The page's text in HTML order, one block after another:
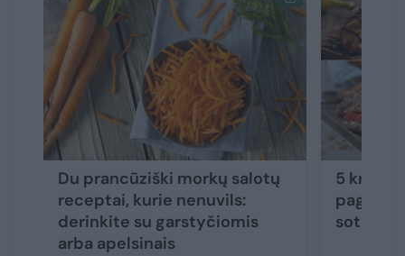
Du prancūziški morkų salotų
receptai, kurie nenuvils:
derinkite su garstyčiomis
arba apelsinais
5
sotu ir